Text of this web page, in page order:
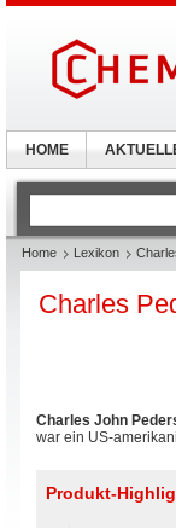
Home Lexikon
Charles
Charles John
war ein US-
Produkt-
HOME